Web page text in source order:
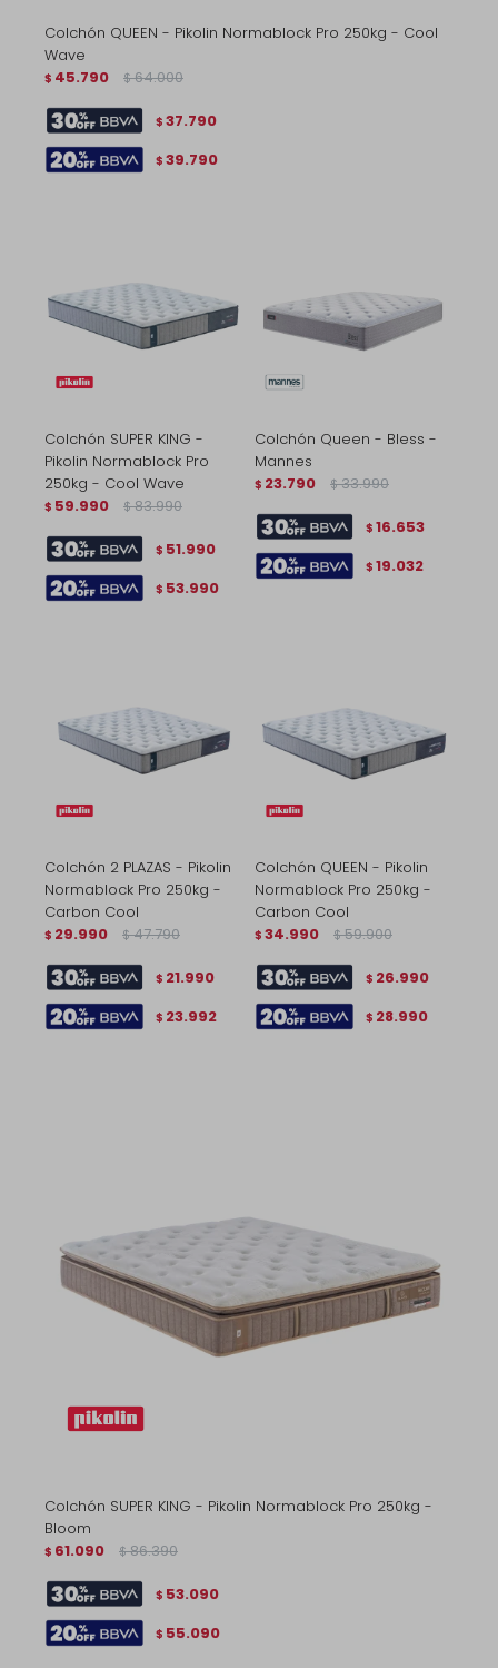
Colchón QUEEN - Pikolin Normablock Pro 250kg - Cool
Wave
$ 45.790 $ 64.000
$ 37.790
$ 39.790
Colchón SUPER KING -
Pikolin Normablock Pro
250kg - Cool Wave
$ 59.990 $ 83.990
$ 51.990
$ 53.990
Colchón Queen - Bless -
Mannes
$ 23.790 $ 33.990
$ 16.653
$ 19.032
Colchón 2 PLAZAS - Pikolin
Normablock Pro 250kg -
Carbon Cool
$ 29.990 $ 47.790
$ 21.990
$ 23.992
Colchón QUEEN - Pikolin
Normablock Pro 250kg -
Carbon Cool
$ 34.990 $ 59.900
$ 26.990
$ 28.990
Colchón SUPER KING - Pikolin Normablock Pro 250kg -
Bloom
$ 61.090 $ 86.390
$ 53.090
$ 55.090